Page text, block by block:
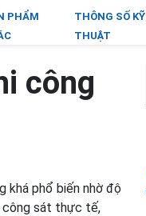
PHẨM
THÔNG SỐ KỸ
THUẬT
công
khá phổ biến nhờ độ
công sát thực tế,